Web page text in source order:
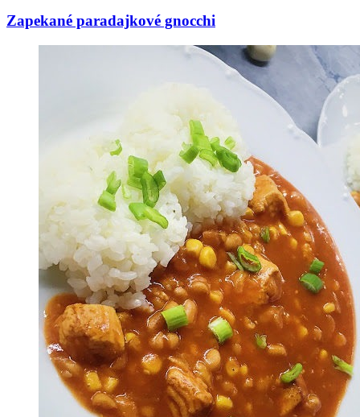
Zapekané paradajkové gnocchi